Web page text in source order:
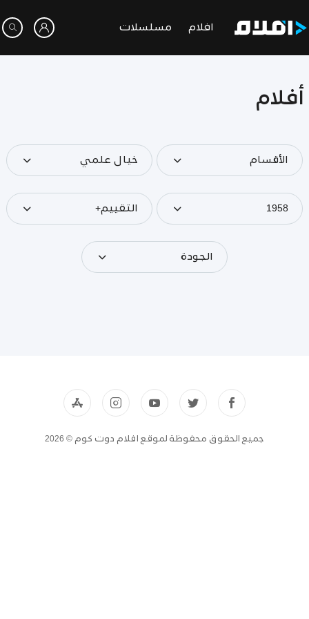
افلام مسلسلات
أفلام
الأقسام خيال علمي
1958 التقييم+
الجودة
جميع الحقوق محفوظة لموقع افلام دوت كوم © 2026